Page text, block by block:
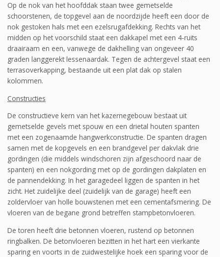
Op de nok van het hoofddak staan twee gemetselde
schoorstenen, de topgevel aan de noordzijde heeft een door de
nok gestoken hals met een ezelsrugafdekking. Rechts van het
midden op het voorschild staat een dakkapel met een 4-ruits
draairaam en een, vanwege de dakhelling van ongeveer 40
graden langgerekt lessenaardak. Tegen de achtergevel staat een
terrasoverkapping, bestaande uit een plat dak op stalen
kolommen.
Constructies
De constructieve kern van het kazernegebouw bestaat uit
gemetselde gevels met spouw en een drietal houten spanten
met een zogenaamde hangwerkconstructie. De spanten dragen
samen met de kopgevels en een brandgevel per dakvlak drie
gordingen (die middels wind­schoren zijn afgeschoord naar de
spanten) en een nokgording met op de gordingen dakplaten en
de pannendekking. In het garagedeel liggen de spanten in het
zicht. Het zuidelijke deel (zuidelijk van de garage) heeft een
zoldervloer van holle bouwstenen met een cementafsme­ring. De
vloeren van de begane grond betreffen stampbetonvloeren.
De toren heeft drie betonnen vloeren, rustend op betonnen
ringbalken. De betonvloeren bezitten in het hart een vierkante
sparing en voorts in de zuidwestelijke hoek een sparing voor de